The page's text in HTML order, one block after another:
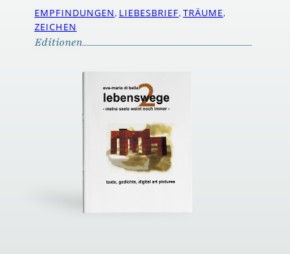
EMPFINDUNGEN, LIEBESBRIEF, TRÄUME ,
ZEICHEN
Editionen